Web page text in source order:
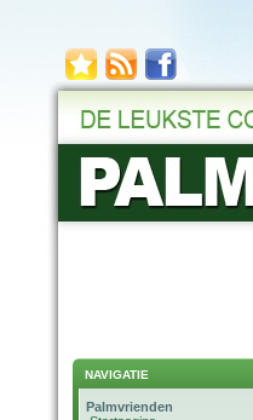
NAVIGATIE
Palmvrienden